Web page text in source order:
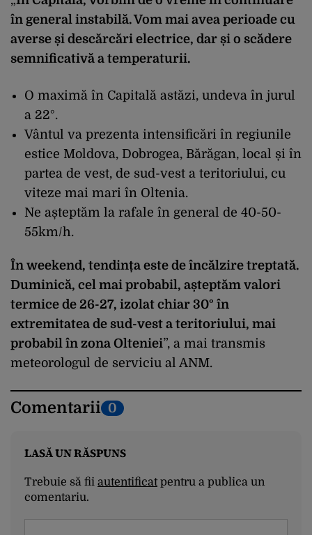
în general instabilă. Vom mai avea perioade cu
averse și descărcări electrice, dar și o scădere
semnificativă a temperaturii.
O maximă în Capitală astăzi, undeva în jurul
a 22°.
Vântul va prezenta intensificări în regiunile
estice Moldova, Dobrogea, Bărăgan, local și în
partea de vest, de sud-vest a teritoriului, cu
viteze mai mari în Oltenia.
Ne așteptăm la rafale în general de 40-50-
55km/h.
În weekend, tendința este de încălzire treptată.
Duminică, cel mai probabil, așteptăm valori
termice de 26-27, izolat chiar 30° în
extremitatea de sud-vest a teritoriului, mai
probabil în zona Olteniei”, a mai transmis
meteorologul de serviciu al ANM.
Comentarii 0
LASĂ UN RĂSPUNS
Trebuie să fii autentificatpentru a publica un
comentariu.